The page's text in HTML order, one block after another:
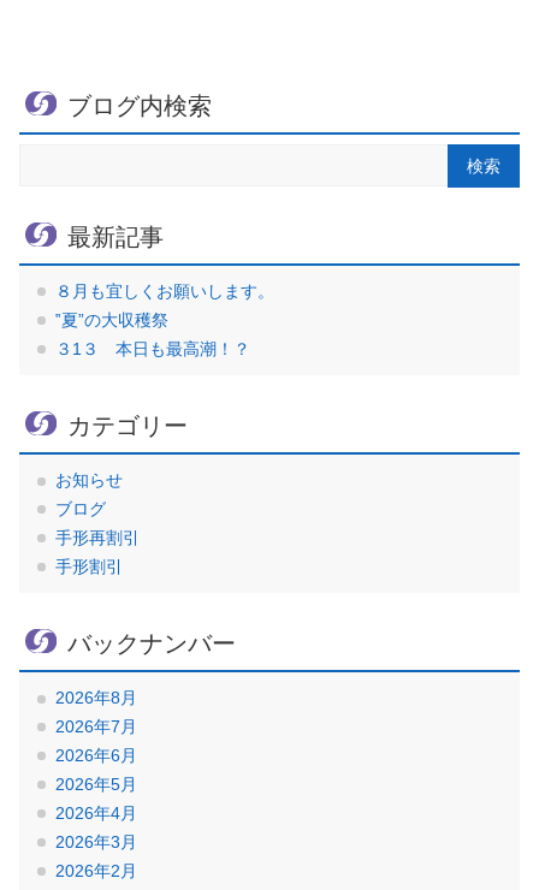
ブログ内検索
最新記事
８月も宜しくお願いします。
‟夏”の大収穫祭
３1３ 本日も最高潮！？
カテゴリー
お知らせ
ブログ
手形再割引
手形割引
バックナンバー
2026年8月
2026年7月
2026年6月
2026年5月
2026年4月
2026年3月
2026年2月